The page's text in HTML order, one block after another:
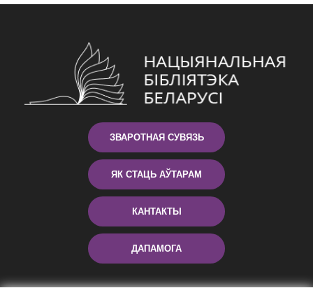
ЗВАРОТНАЯ СУВЯЗЬ
ЯК СТАЦЬ АЎТАРАМ
КАНТАКТЫ
ДАПАМОГА